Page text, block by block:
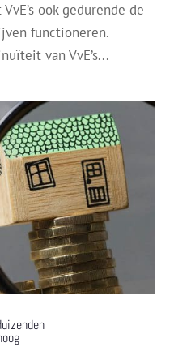
ook gedurende de
functioneren.
van VvE’s...